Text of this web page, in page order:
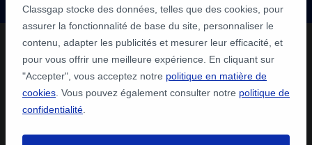
Classgap stocke des données, telles que des cookies, pour
assurer la fonctionnalité de base du site, personnaliser le
contenu, adapter les publicités et mesurer leur efficacité, et
pour vous offrir une meilleure expérience. En cliquant sur
"Accepter", vous acceptez notre politique en matière de
cookies . Vous pouvez également consulter notre politique de
confidentialité